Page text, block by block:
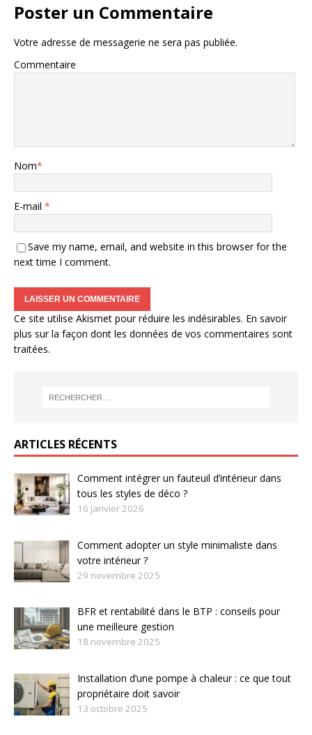
Poster un Commentaire
Votre adresse de messagerie ne sera pas publiée.
Commentaire
Nom*
E-mail *
Save my name, email, and website in this browser for the
next time I comment.
Ce site utilise Akismet pour réduire les indésirables. En savoir
plus sur la façon dont les données de vos commentaires sont
traitées.
ARTICLES RÉCENTS
Comment intégrer un fauteuil d’intérieur dans
tous les styles de déco ?
16 janvier 2026
Comment adopter un style minimaliste dans
votre intérieur ?
29 novembre 2025
BFR et rentabilité dans le BTP : conseils pour
une meilleure gestion
18 novembre 2025
Installation d’une pompe à chaleur : ce que tout
propriétaire doit savoir
13 octobre 2025